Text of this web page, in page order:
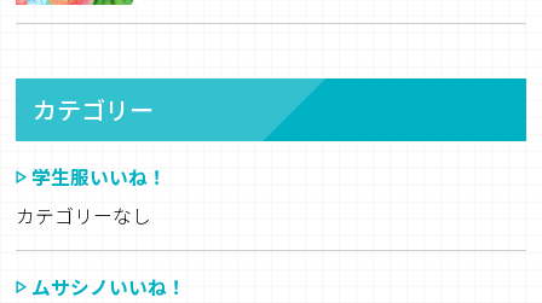
カテゴリー
学生服いいね！
カテゴリーなし
ムサシノいいね！